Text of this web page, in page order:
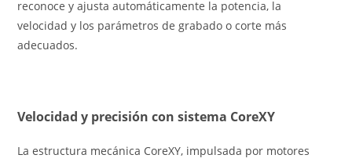
reconoce y ajusta automáticamente la potencia, la
velocidad y los parámetros de grabado o corte más
adecuados.
Velocidad y precisión con sistema CoreXY
La estructura mecánica CoreXY, impulsada por motores